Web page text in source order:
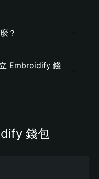
？
Embroidify 錢
錢包